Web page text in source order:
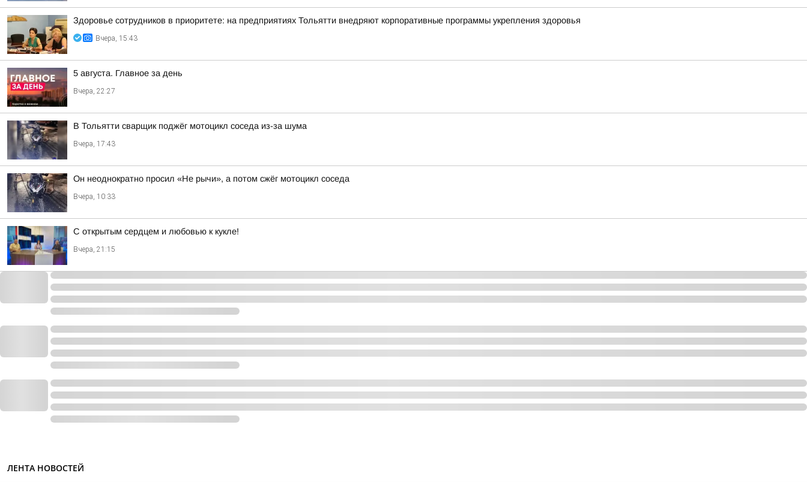
Здоровье сотрудников в приоритете: на предприятиях Тольятти внедряют корпоративные программы укрепления здоровья
Вчера, 15:43
5 августа. Главное за день
Вчера, 22:27
В Тольятти сварщик поджёг мотоцикл соседа из-за шума
Вчера, 17:43
Он неоднократно просил «Не рычи», а потом сжёг мотоцикл соседа
Вчера, 10:33
С открытым сердцем и любовью к кукле!
Вчера, 21:15
ЛЕНТА НОВОСТЕЙ